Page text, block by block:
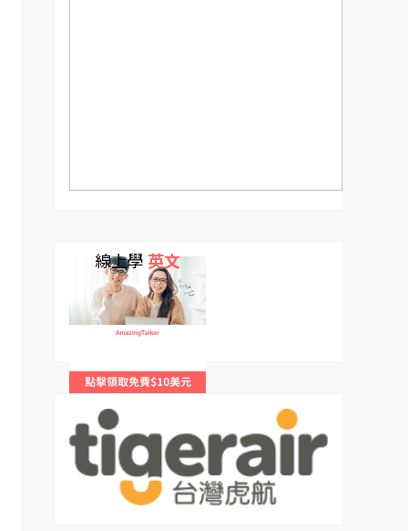
線上學 英文